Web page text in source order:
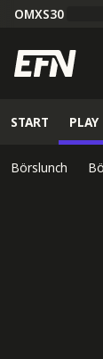
OMXS30
START PLAY
Börslunch